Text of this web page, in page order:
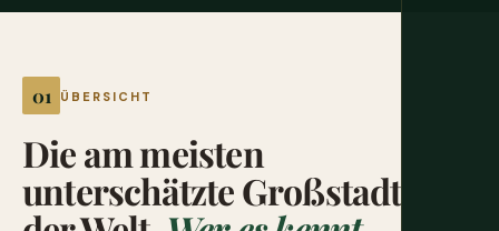
ÜBERSICHT
Die am meisten
unterschätzte Großstadt